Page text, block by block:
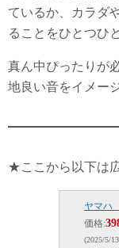
ているか、カラダ
ることをひとつひ
真ん中ぴったりが
地良い音をイメー
★ここから以下は
ヤマハ
価格:
(2025/5/